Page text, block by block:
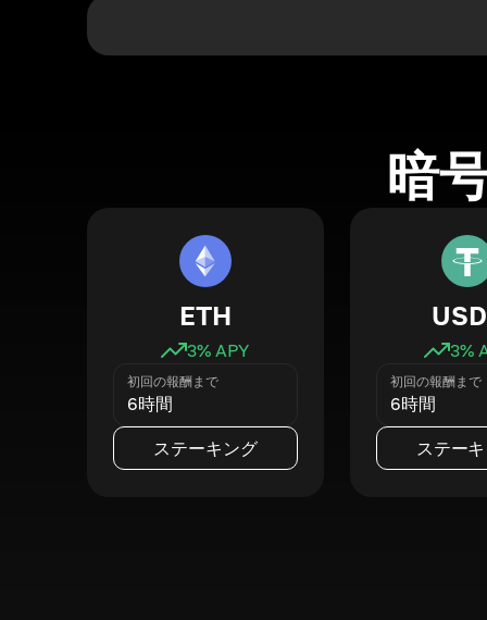
暗
ETH
3% APY
初回の報酬まで
6時間
ステーキング
3%
初回の報酬まで
6時間
ステー